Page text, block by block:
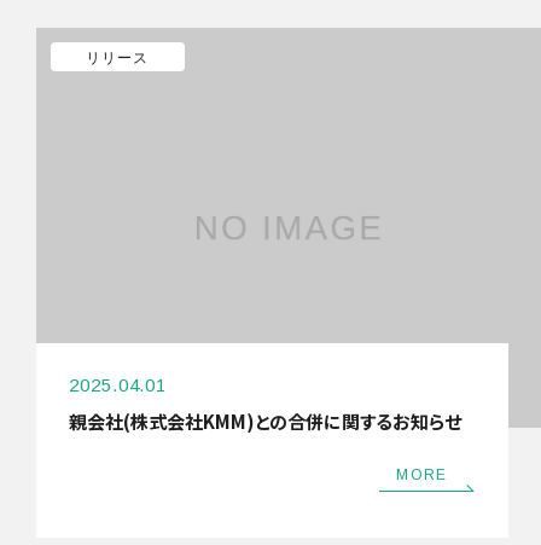
2025.04.01
親会社(株式会社KMM)との合併に関するお知らせ
MORE
リリース